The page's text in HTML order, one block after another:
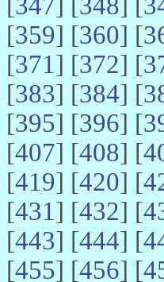
[359] [360] [
[371] [372] [
[383] [384] [
[395] [396] [
[407] [408] [
[419] [420] [
[431] [432] [
[443] [444] [
[455] [456] [